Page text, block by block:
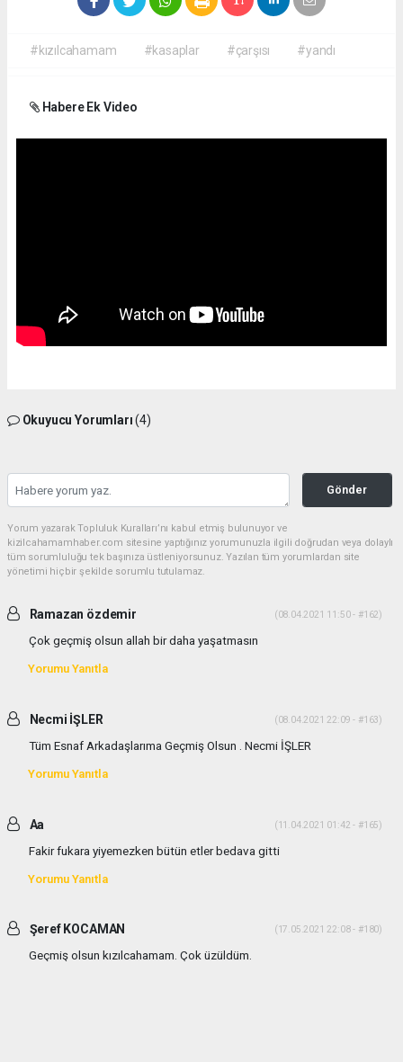
#kızılcahamam #kasaplar #çarşısı #yandı
Habere Ek Video
Okuyucu Yorumları(4)
Gönder
Yorum yazarak Topluluk Kuralları’nı kabul etmiş bulunuyor ve
kizilcahamamhaber.com sitesine yaptığınız yorumunuzla ilgili doğrudan veya dolaylı
tüm sorumluluğu tek başınıza üstleniyorsunuz. Yazılan tüm yorumlardan site
yönetimi hiçbir şekilde sorumlu tutulamaz.
Ramazan özdemir (08.04.2021 11:50 - #162)
Çok geçmiş olsun allah bir daha yaşatmasın
Yorumu Yanıtla
Necmi İŞLER (08.04.2021 22:09 - #163)
Tüm Esnaf Arkadaşlarıma Geçmiş Olsun . Necmi İŞLER
Yorumu Yanıtla
Aa (11.04.2021 01:42 - #165)
Fakir fukara yiyemezken bütün etler bedava gitti
Yorumu Yanıtla
Şeref KOCAMAN (17.05.2021 22:08 - #180)
Geçmiş olsun kızılcahamam. Çok üzüldüm.